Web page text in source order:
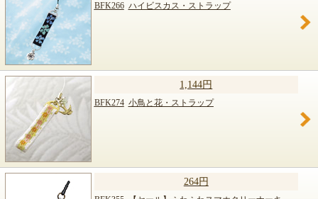
BFK266 ハイビスカス・ストラップ
1,144円
BFK274 小鳥と花・ストラップ
264円